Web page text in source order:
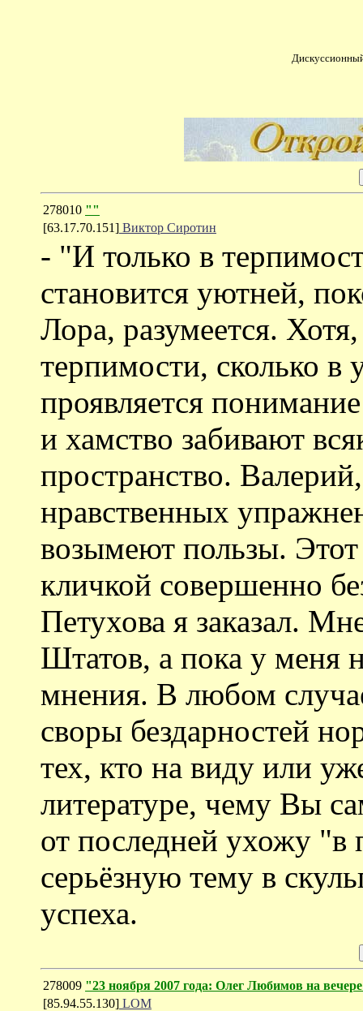
278010 ""
[63.17.70.151] Виктор Сиротин
- "И только в
становится уютней,
Лора, разумеется.
терпимости, сколько в
проявляется
и хамство забивают
пространство.
нравственных
возымеют пользы. Этот
кличкой совершенно
Петухова я заказал.
Штатов, а пока у меня
мнения. В любом
своры бездарностей
тех, кто на виду или
литературе, чему Вы
от последней ухожу "в
серьёзную тему в
успеха.
278009 "23 ноября 2007 года: Олег Любимов на
[85.94.55.130] LOM